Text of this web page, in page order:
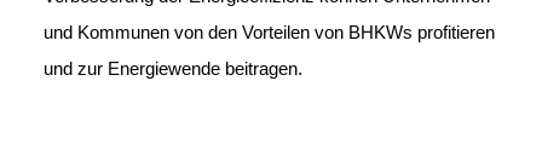
und Kommunen von den Vorteilen von BHKWs profitieren
und zur Energiewende beitragen.